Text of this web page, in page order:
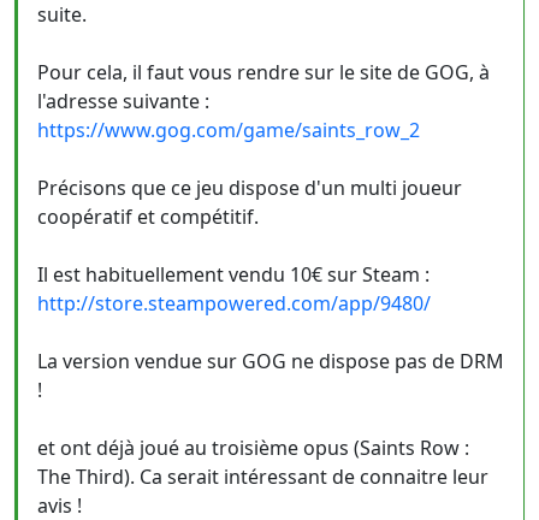
suite.
Pour cela, il faut vous rendre sur le site de GOG, à
l'adresse suivante :
https://www.gog.com/game/saints_row_2
Précisons que ce jeu dispose d'un multi joueur
coopératif et compétitif.
Il est habituellement vendu 10€ sur Steam :
http://store.steampowered.com/app/9480/
La version vendue sur GOG ne dispose pas de DRM
!
et ont déjà joué au troisième opus (Saints Row :
The Third). Ca serait intéressant de connaitre leur
avis !